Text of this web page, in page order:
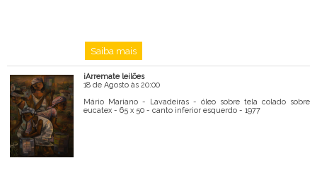
Saiba mais
iArremate leilões
18 de Agosto às 20:00
Mário Mariano - Lavadeiras - óleo sobre tela colado sobre
eucatex - 65 x 50 - canto inferior esquerdo - 1977